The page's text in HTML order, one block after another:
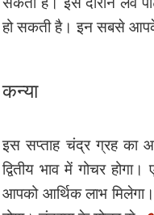
हो सकती है। इन सबसे
कन्या
इस सप्ताह चंद्र ग्रह का
द्वितीय भाव में गोचर
आपको आर्थिक लाभ